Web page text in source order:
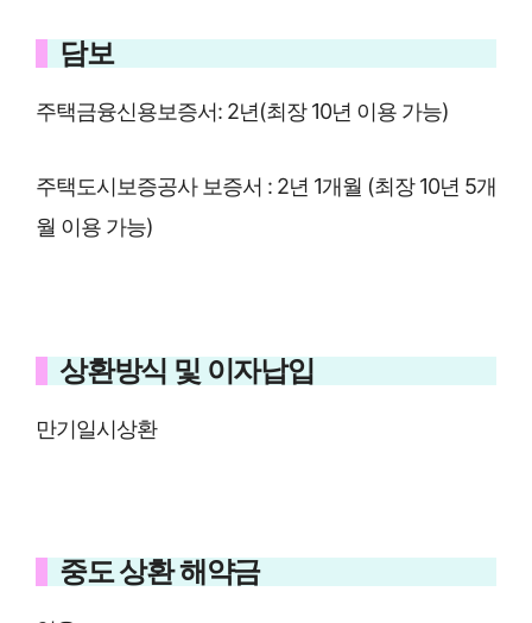
담보
주택금융신용보증서: 2년(최장 10년 이용 가능)
주택도시보증공사 보증서 : 2년 1개월 (최장 10년 5개
월 이용 가능)
상환방식 및 이자납입
만기일시상환
중도 상환 해약금